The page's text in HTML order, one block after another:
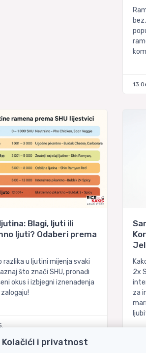
Blagi, ljuti ili
ljuti? Odaberi prema
razlika u ljutini mijenja svaki
što znači SHU, pronađi
okus i izbjegni iznenađenja
2x
za
Kolačići i privatnost